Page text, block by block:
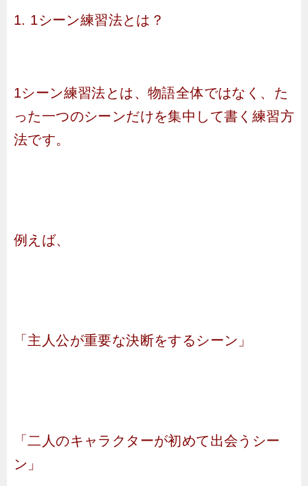
1. 1シーン練習法とは？
1シーン練習法とは、物語全体ではなく、た
った一つのシーンだけを集中して書く練習方
法です。
例えば、
「主人公が重要な決断をするシーン」
「二人のキャラクターが初めて出会うシー
ン」